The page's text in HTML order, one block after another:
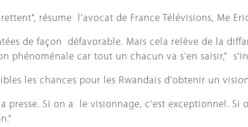
résume l'avocat de France Télévisions, Me
de façon défavorable. Mais cela relève de la
phénoménale car tout un chacun va s'en saisir,"
les chances pour les Rwandais d'obtenir un
Si on a le visionnage, c'est exceptionnel. Si